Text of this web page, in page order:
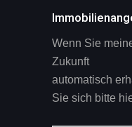
Wenn Sie
Zukunft
automatisch
Sie sich bitte